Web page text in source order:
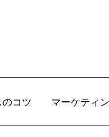
のコツ マーケティ